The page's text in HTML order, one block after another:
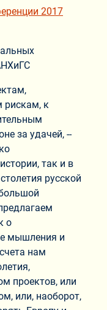
2017
рискам, к
за удачей, --
так и в
русской
о
мышления и
нам
проектов, или
или, наоборот,